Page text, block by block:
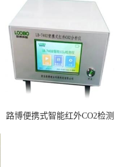
路博便携式智能红外CO2检测